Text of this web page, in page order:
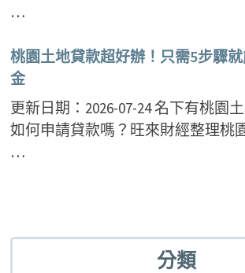
…
桃園土地貸款超好辦！只需5步驟
金
更新日期：2026-07-24 名下有桃園
如何申請貸款嗎？旺來財經整理桃
…
分類